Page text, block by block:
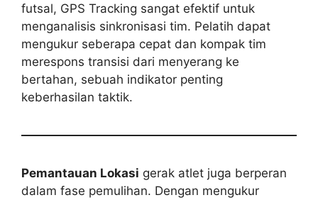
futsal, GPS Tracking sangat efektif untuk
menganalisis sinkronisasi tim. Pelatih dapat
mengukur seberapa cepat dan kompak tim
merespons transisi dari menyerang ke
bertahan, sebuah indikator penting
keberhasilan taktik.
Pemantauan Lokasi gerak atlet juga berperan
dalam fase pemulihan. Dengan mengukur